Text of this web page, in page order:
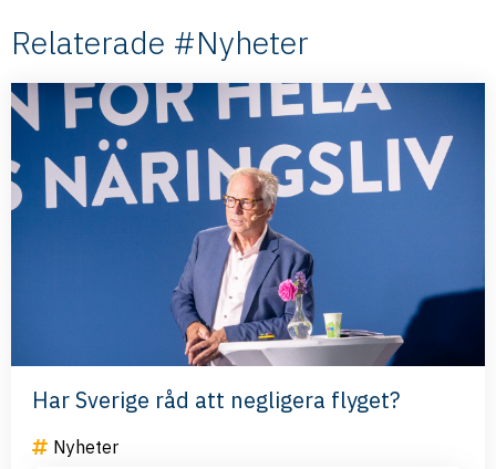
Relaterade #Nyheter
Har Sverige råd att negligera flyget?
Nyheter